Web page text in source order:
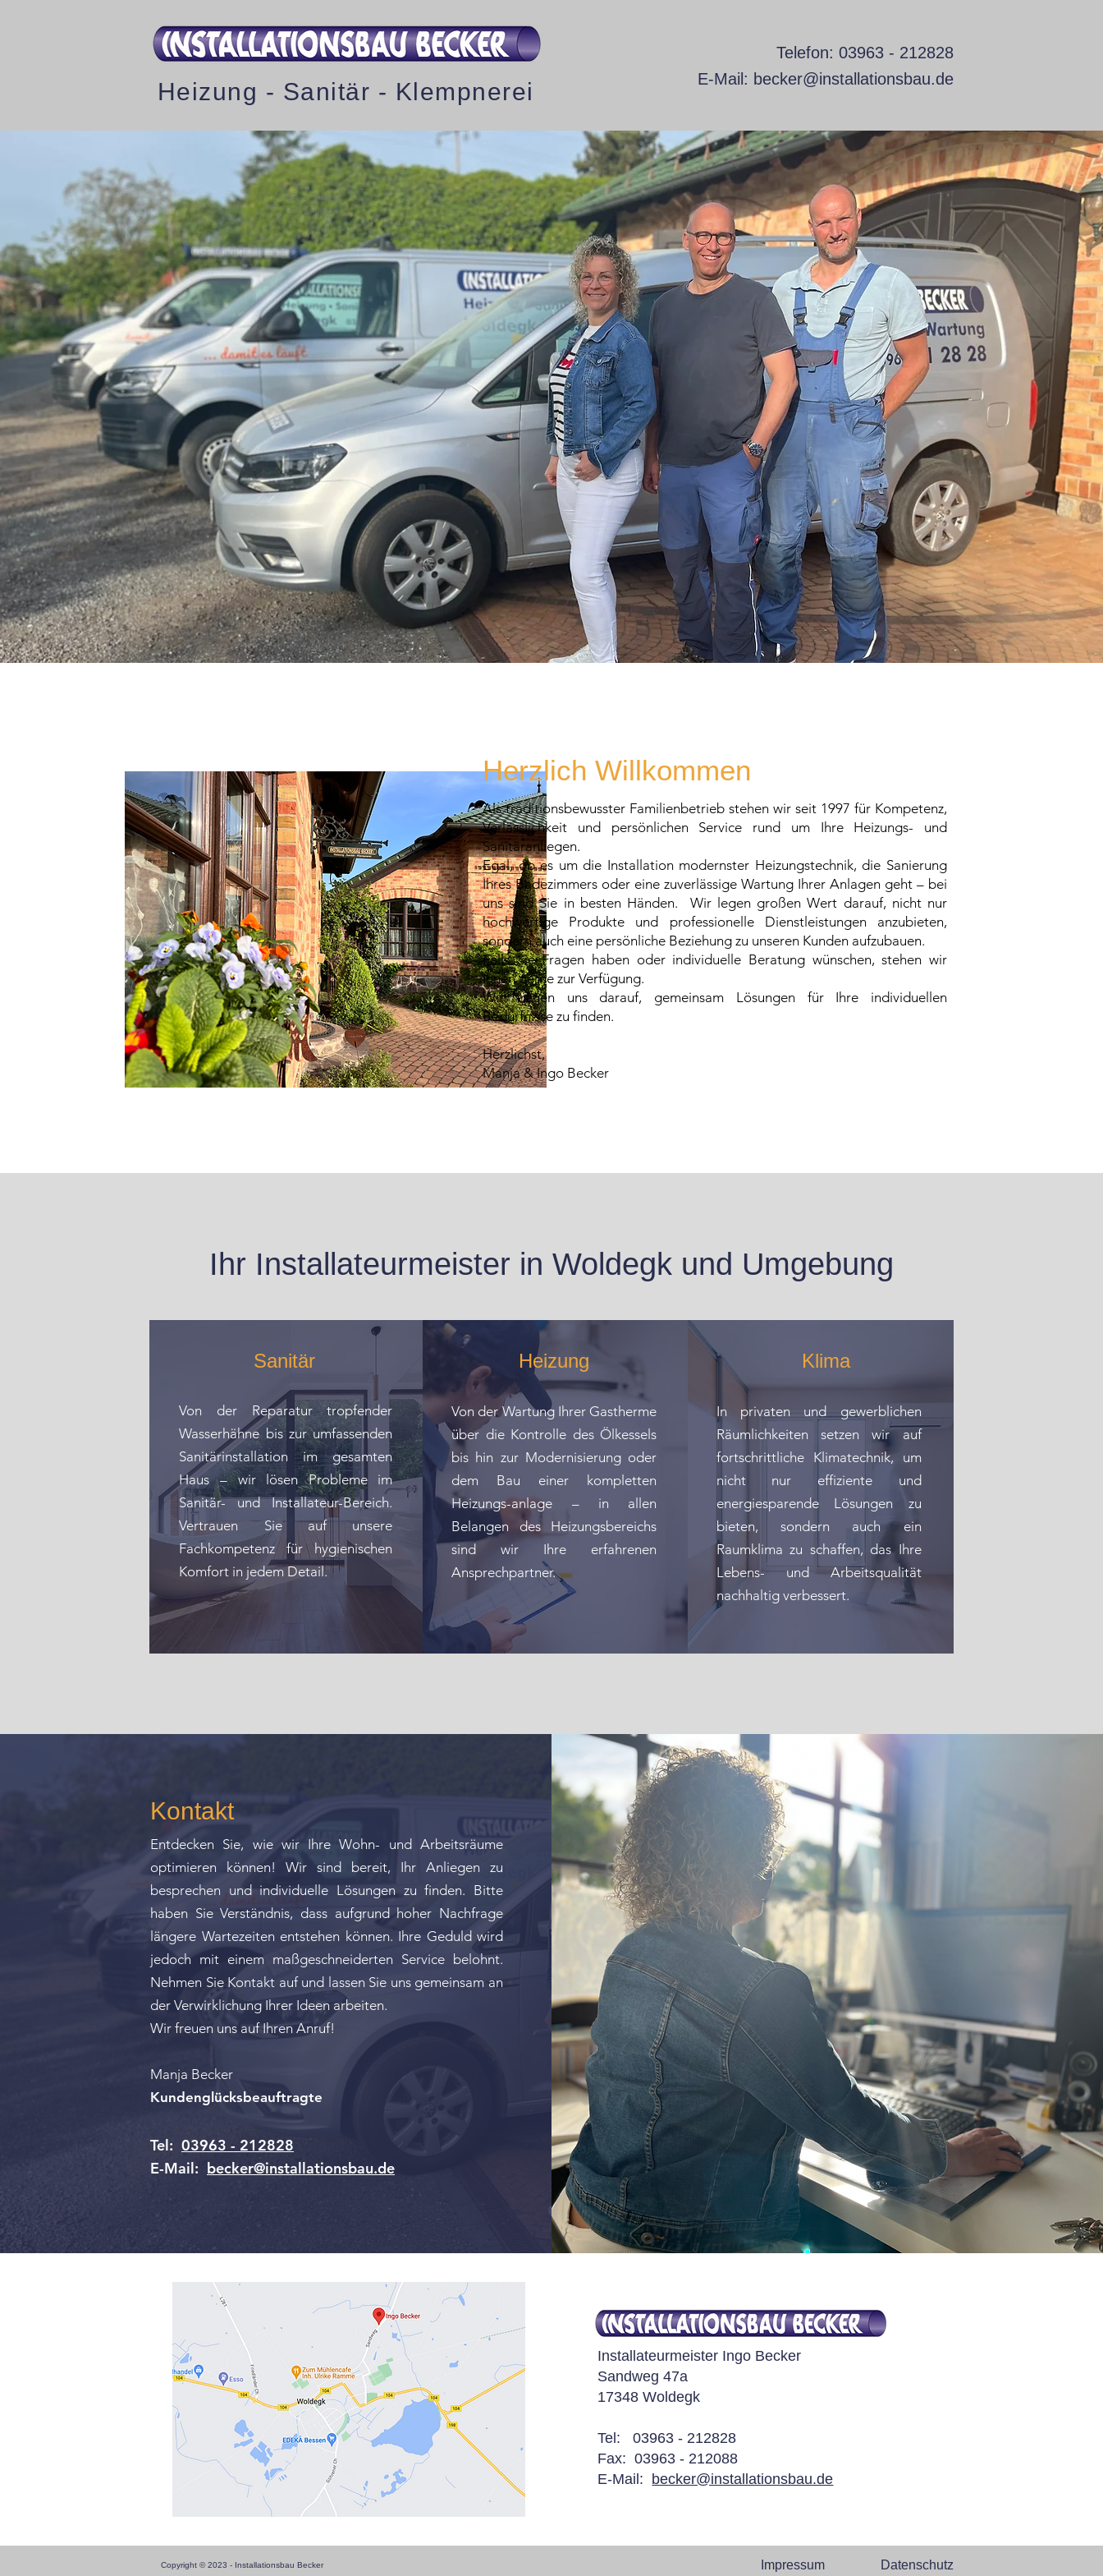
Heizung - Sanitär - Klempnerei
Telefon: 03963 - 212828
E-Mail: becker@installationsbau.de
Herzlich Willkommen
Als traditionsbewusster Familienbetrieb stehen wir seit 1997 für Kompetenz,
Verlässlichkeit und persönlichen Service rund um Ihre Heizungs- und
Sanitäranliegen.
Egal, ob es um die Installation modernster Heizungstechnik, die Sanierung
Ihres Badezimmers oder eine zuverlässige Wartung Ihrer Anlagen geht – bei
uns sind Sie in besten Händen. Wir legen großen Wert darauf, nicht nur
hochwertige Produkte und professionelle Dienstleistungen anzubieten,
sondern auch eine persönliche Beziehung zu unseren Kunden aufzubauen.
Falls Sie Fragen haben oder individuelle Beratung wünschen, stehen wir
Ihnen gerne zur Verfügung.
Wir freuen uns darauf, gemeinsam Lösungen für Ihre individuellen
Bedürfnisse zu finden.
Herzlichst,
Manja & Ingo Becker
Ihr Installateurmeister in Woldegk und Umgebung
Sanitär
Von der Reparatur tropfender
Wasserhähne bis zur umfassenden
Sanitärinstallation im gesamten
Haus – wir lösen Probleme im
Sanitär- und Installateur-Bereich.
Vertrauen Sie auf unsere
Fachkompetenz für hygienischen
Komfort in jedem Detail.
Von der Wartung Ihrer Gastherme
über die Kontrolle des Ölkessels
bis hin zur Modernisierung oder
dem Bau einer kompletten
Heizungs-anlage – in allen
Belangen des Heizungsbereichs
sind wir Ihre erfahrenen
Ansprechpartner.
In privaten und gewerblichen
Räumlichkeiten setzen wir auf
fortschrittliche Klimatechnik, um
nicht nur effiziente und
energiesparende Lösungen zu
bieten, sondern auch ein
Raumklima zu schaffen, das Ihre
Lebens- und Arbeitsqualität
nachhaltig verbessert.
Heizung Klima
Kontakt
Entdecken Sie, wie wir Ihre Wohn- und Arbeitsräume
optimieren können! Wir sind bereit, Ihr Anliegen zu
besprechen und individuelle Lösungen zu finden. Bitte
haben Sie Verständnis, dass aufgrund hoher Nachfrage
längere Wartezeiten entstehen können. Ihre Geduld wird
jedoch mit einem maßgeschneiderten Service belohnt.
Nehmen Sie Kontakt auf und lassen Sie uns gemeinsam an
der Verwirklichung Ihrer Ideen arbeiten.
Wir freuen uns auf Ihren Anruf!
Manja Becker
Kundenglücksbeauftragte
Tel: 03963 - 212828
E-Mail: becker@installationsbau.de
Installateurmeister Ingo Becker
Sandweg 47a
17348 Woldegk
Tel:03963 - 212828
Fax: 03963 - 212088
E-Mail: becker@installationsbau.de
Copyright © 2023 - Installationsbau Becker Impressum Datenschutz